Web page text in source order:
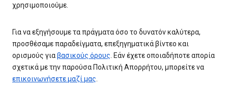
χρησιμοποιούμε.
Για να εξηγήσουμε τα πράγματα όσο το δυνατόν καλύτερα,
προσθέσαμε παραδείγματα, επεξηγηματικά βίντεο και
ορισμούς γιαβασικούς όρους . Εάν έχετε οποιαδήποτε απορία
σχετικά με την παρούσα Πολιτική Απορρήτου, μπορείτε να
επικοινωνήσετε μαζί μας